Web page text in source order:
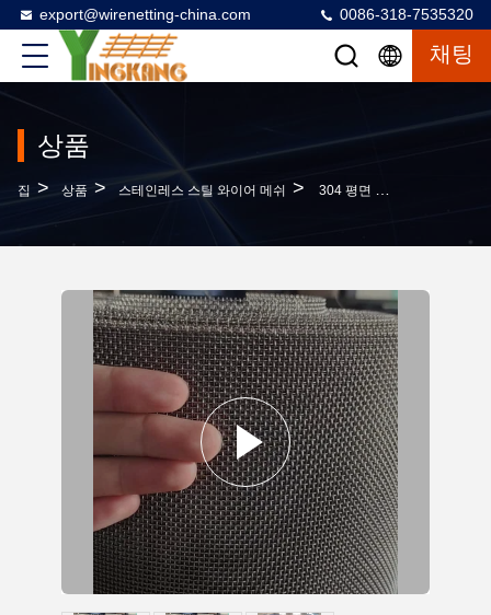
export@wirenetting-china.com 0086-318-7535320
채팅
상품
집 > 상품 > 스테인레스 스틸 와이어 메쉬 > 304 평면 직물 스테인레스 스틸 와이어 망